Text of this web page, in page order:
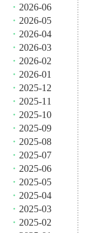
・ 2026-06
・ 2026-05
・ 2026-04
・ 2026-03
・ 2026-02
・ 2026-01
・ 2025-12
・ 2025-11
・ 2025-10
・ 2025-09
・ 2025-08
・ 2025-07
・ 2025-06
・ 2025-05
・ 2025-04
・ 2025-03
・ 2025-02